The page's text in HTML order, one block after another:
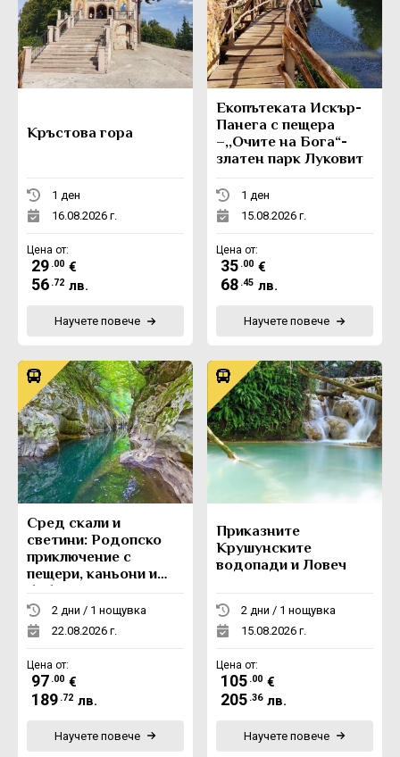
Кръстова гора
1 ден
16.08.2026 г.
Цена от:
29 .00 €
56 .72 лв.
Научете повече
Eкопътеката Искър-
Панега с пещера
–,,Очите на Бога“-
златен парк Луковит
1 ден
15.08.2026 г.
Цена от:
35 .00 €
68 .45 лв.
Научете повече
Сред скали и
светини: Родопско
приключение с
пещери, каньони и
боб
2 дни / 1 нощувка
22.08.2026 г.
Цена от:
97 .00 €
189 .72 лв.
Научете повече
Приказните
Крушунските
водопади и Ловеч
2 дни / 1 нощувка
15.08.2026 г.
Цена от:
105 .00 €
205 .36 лв.
Научете повече